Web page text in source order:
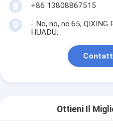
+86 13808867515
- No, no, no.65, QIXING
HUADU.
Ottieni Il